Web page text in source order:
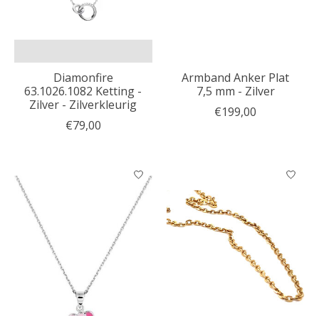
Diamonfire
63.1026.1082 Ketting -
Zilver - Zilverkleurig
€79,00
Armband Anker Plat
7,5 mm - Zilver
€199,00